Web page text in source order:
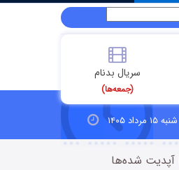
سریال بدنام
(جمعه‌ها)
۱۴۰۵
آپدیت شده‌ها